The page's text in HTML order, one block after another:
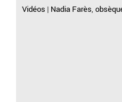
Vidéos | Nadia Farès,